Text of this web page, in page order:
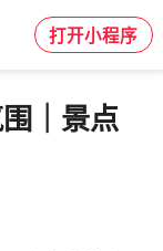
打开小程序
｜景点